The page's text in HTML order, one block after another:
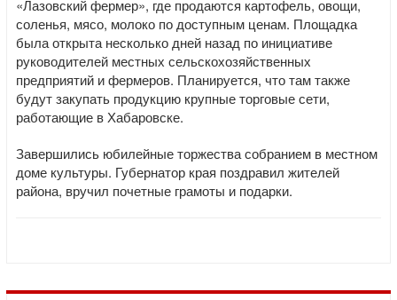
«Лазовский фермер», где продаются картофель, овощи,
соленья, мясо, молоко по доступным ценам. Площадка
была открыта несколько дней назад по инициативе
руководителей местных сельскохозяйственных
предприятий и фермеров. Планируется, что там также
будут закупать продукцию крупные торговые сети,
работающие в Хабаровске.
Завершились юбилейные торжества собранием в местном
доме культуры. Губернатор края поздравил жителей
района, вручил почетные грамоты и подарки.